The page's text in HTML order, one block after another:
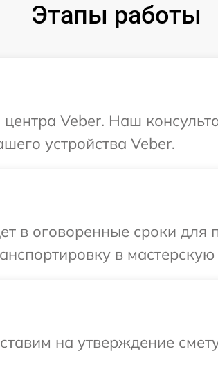
Этапы работы
центра Veber. Наш
устройства Veber.
оговоренные сроки для
в
на утверждение